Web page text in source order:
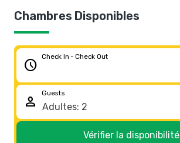
Chambres Disponibles
schedule
Check In - Check Out
person
Guests
Vérifier la disponibilité